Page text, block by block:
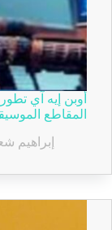
أوبن إيه آي
المقاطع
إبراهيم